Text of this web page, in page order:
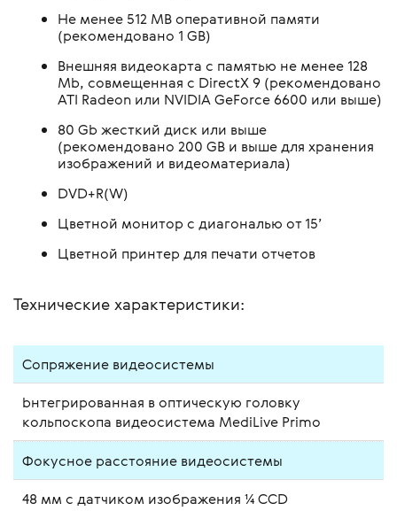
Не менее 512 MB оперативной памяти
(рекомендовано 1 GB)
Внешняя видеокарта с памятью не менее 128
Mb, совмещенная с DirectX 9 (рекомендовано
ATI Radeon или NVIDIA GeForce 6600 или выше)
80 Gb жесткий диск или выше
(рекомендовано 200 GB и выше для хранения
изображений и видеоматериала)
DVD+R(W)
Цветной монитор с диагональю от 15’
Цветной принтер для печати отчетов
Технические характеристики:
Сопряжение видеосистемы
bнтегрированная в оптическую головку
кольпоскопа видеосистема MediLive Primo
Фокусное расстояние видеосистемы
48 мм с датчиком изображения ¼ CCD